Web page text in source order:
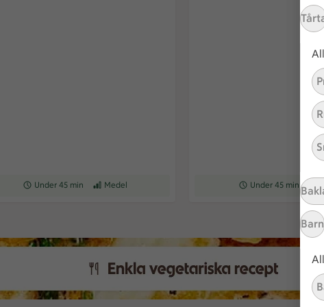
Barn
Receptet tar Under 45 min att tillaga
Under 45 min Receptet har Medel svårighetsgrad
Medel Receptet tar Under 45
Under 45 min